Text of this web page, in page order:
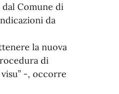
Comune di
da
la nuova
di
-, occorre